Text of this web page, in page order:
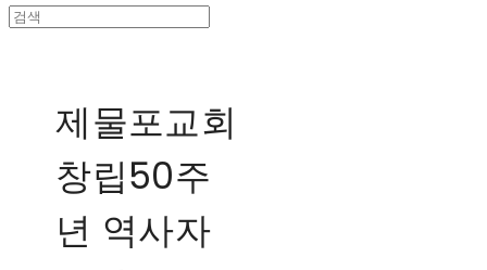
제물포교회
창립50주
년 역사자